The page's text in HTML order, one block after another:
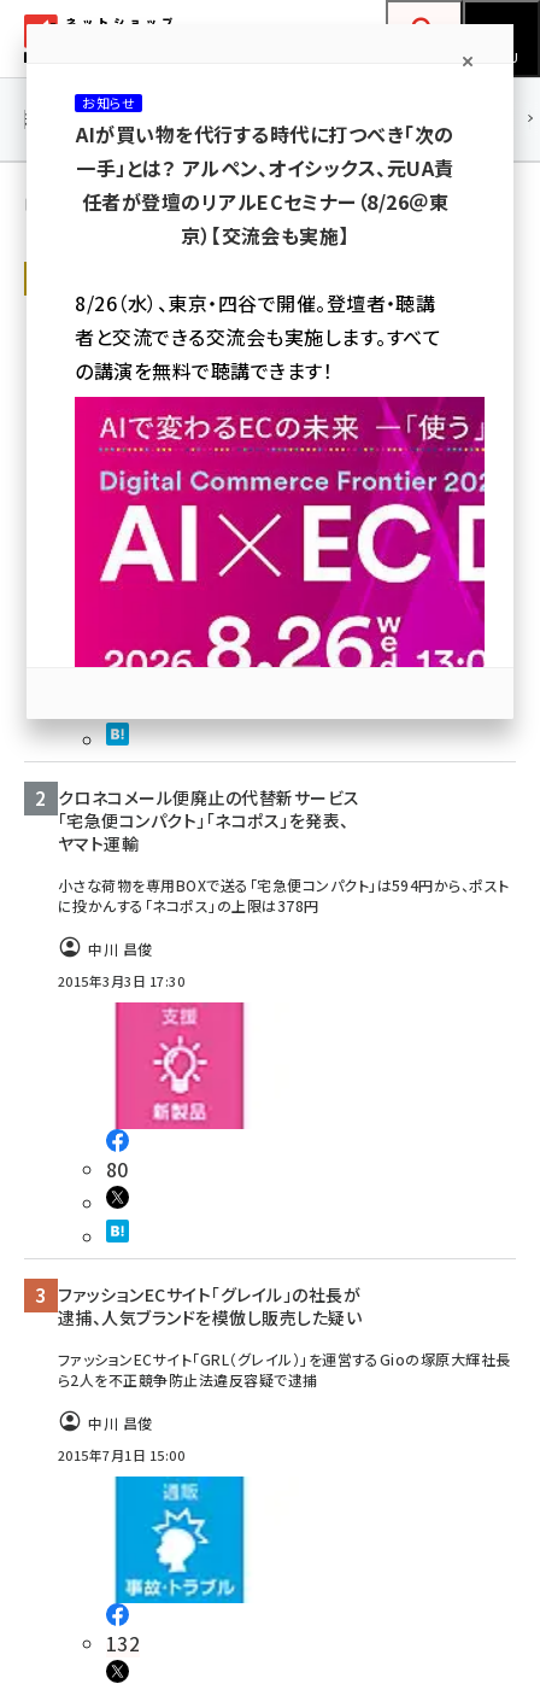
ン
ネットショップ担当者フォーラム
MENU
yahoo (1901)
楽天 (1871)
アスクル (1119)
base (1077)
ビィ・フォアード (773)
revico (740)
連載・特集 |
中川 昌俊 の記事（人気順）
社になる。日本は2社体制から1社体制に
変更
5月1日、アマゾンジャパン・ロジスティクスを存続会社として合併、株式
会社から合同会社に組織変更する
中川 昌俊
2016年3月18日 10:00
123
クロネコメール便廃止の代替新サービス
「宅急便コンパクト」「ネコポス」を発表、
ヤマト運輸
小さな荷物を専用BOXで送る「宅急便コンパクト」は594円から、ポスト
に投かんする「ネコポス」の上限は378円
中川 昌俊
2015年3月3日 17:30
80
ファッションECサイト「グレイル」の社長が
逮捕、人気ブランドを模倣し販売した疑い
ファッションECサイト「GRL（グレイル）」を運営するGioの塚原大輝社長
ら2人を不正競争防止法違反容疑で逮捕
中川 昌俊
2015年7月1日 15:00
132
お知らせ
AIが買い物を代行する時代に打つべき「次の
一手」とは？ アルペン、オイシックス、元UA責
任者が登壇のリアルECセミナー（8/26＠東
京）【交流会も実施】
8/26（水）、東京・四谷で開催。登壇者・聴講
者と交流できる交流会も実施します。すべて
の講演を無料で聴講できます！
参加登録はこちら↑